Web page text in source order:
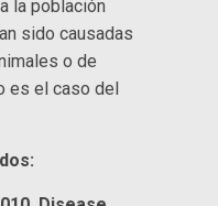
la población
sido causadas
o de
es el caso del